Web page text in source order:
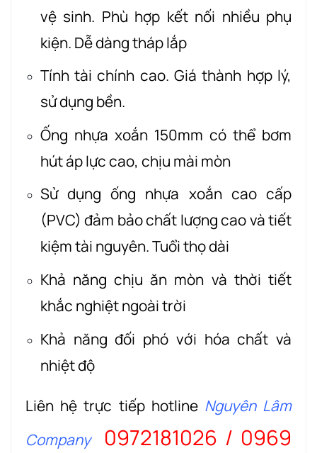
vệ sinh. Phù hợp kết nối nhiều phụ
kiện. Dễ dàng tháp lắp
Tính tài chính cao. Giá thành hợp lý,
sử dụng bền.
Ống nhựa xoắn 150mm có thể bơm
hút áp lực cao, chịu mài mòn
Sử dụng ống nhựa xoắn cao cấp
(PVC) đảm bảo chất lượng cao và tiết
kiệm tài nguyên. Tuổi thọ dài
Khả năng chịu ăn mòn và thời tiết
khắc nghiệt ngoài trời
Khả năng đối phó với hóa chất và
nhiệt độ
Liên hệ trực tiếp hotline Nguyên Lâm
Company
0972181026 / 0969